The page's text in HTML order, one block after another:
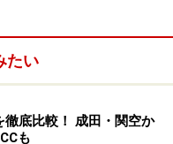
たい
底比較！ 成田・関空か
も